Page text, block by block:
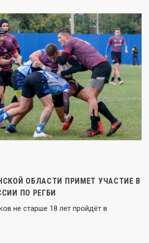
ОБЛАСТИ ПРИМЕТ УЧАСТИЕ В
ПО РЕГБИ
не старше 18 лет пройдёт в